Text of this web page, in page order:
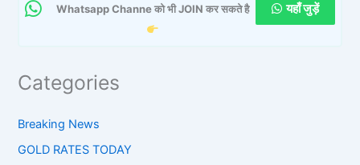
Whatsapp Channe को भी JOIN कर सकते है
यहाँ जुड़ें
Categories
Breaking News
GOLD RATES TODAY